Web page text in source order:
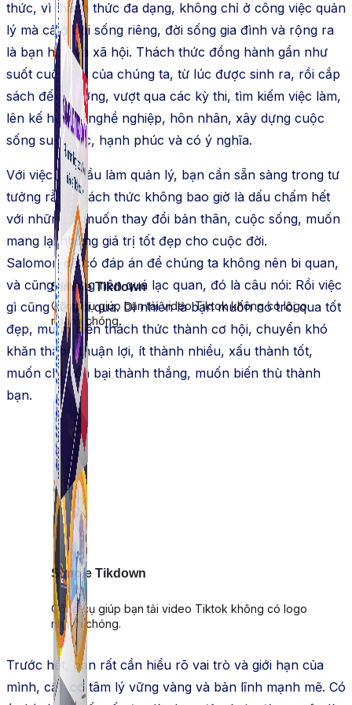
Simple Tikdown
Công cụ giúp bạn tải video Tiktok không có logo
nhanh chóng.
Simple Tikdown
Công cụ giúp bạn tải video Tiktok không có logo
nhanh chóng.
thức, vì thách thức đa dạng, không chỉ ở công việc quản
lý mà cả ở đời sống riêng, đời sống gia đình và rộng ra
là bạn hữu và xã hội. Thách thức đồng hành gần như
suốt cuộc đời của chúng ta, từ lúc được sinh ra, rồi cắp
sách đến trường, vượt qua các kỳ thi, tìm kiếm việc làm,
lên kế hoạch nghề nghiệp, hôn nhân, xây dựng cuộc
sống sung túc, hạnh phúc và có ý nghĩa.
Với việc lần đầu làm quản lý, bạn cần sẵn sàng trong tư
tưởng rằng thách thức không bao giờ là dấu chấm hết
với những ai muốn thay đổi bản thân, cuộc sống, muốn
mang lại những giá trị tốt đẹp cho cuộc đời.
Salomon đã có đáp án để chúng ta không nên bi quan,
và cũng không nên quá lạc quan, đó là câu nói: Rồi việc
gì cũng sẽ trôi qua. Dĩ nhiên là bạn muốn nó trôi qua tốt
đẹp, muốn biến thách thức thành cơ hội, chuyển khó
khăn thành thuận lợi, ít thành nhiều, xấu thành tốt,
muốn chuyển bại thành thắng, muốn biến thù thành
bạn.
Trước hết, bạn rất cần hiểu rõ vai trò và giới hạn của
mình, cần có tâm lý vững vàng và bản lĩnh mạnh mẽ. Có